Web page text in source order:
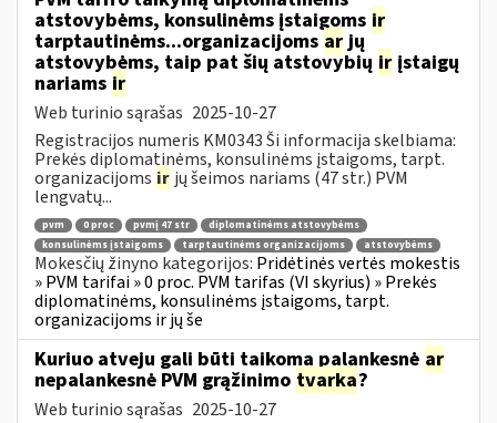
atstovybėms, konsulinėms įstaigoms ir
tarptautinėms...organizacijoms arjų
atstovybėms, taip pat šių atstovybių ir įstaigų
nariams ir
Web turinio sąrašas 2025-10-27
Registracijos numeris KM0343 Ši informacija skelbiama:
Prekės diplomatinėms, konsulinėms įstaigoms, tarpt.
organizacijoms ir jų šeimos nariams (47 str.) PVM
lengvatų...
pvm 0 proc pvmį 47 str
diplomatinėms atstovybėms
konsulinėms įstaigoms
tarptautinėms organizacijoms atstovybėms
Mokesčių žinyno kategorijos: Pridėtinės vertės mokestis
» PVM tarifai » 0 proc. PVM tarifas (VI skyrius) » Prekės
diplomatinėms, konsulinėms įstaigoms, tarpt.
organizacijoms ir jų še
Kuriuo atveju gali būti taikoma palankesnė ar
nepalankesnė PVM grąžinimo tvarka?
Web turinio sąrašas 2025-10-27